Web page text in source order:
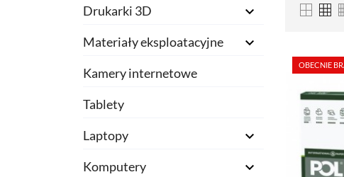
Drukarki 3D 
Materiały eksploatacyjne 
Kamery internetowe
Tablety
Laptopy

Komputery 
OBECNIE